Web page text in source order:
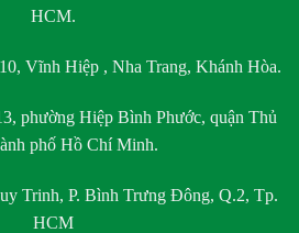
HCM.
Vĩnh Hiệp , Nha Trang, Khánh Hòa.
phường Hiệp Bình Phước, quận Thủ
phố Hồ Chí Minh.
Trinh, P. Bình Trưng Đông, Q.2, Tp.
HCM